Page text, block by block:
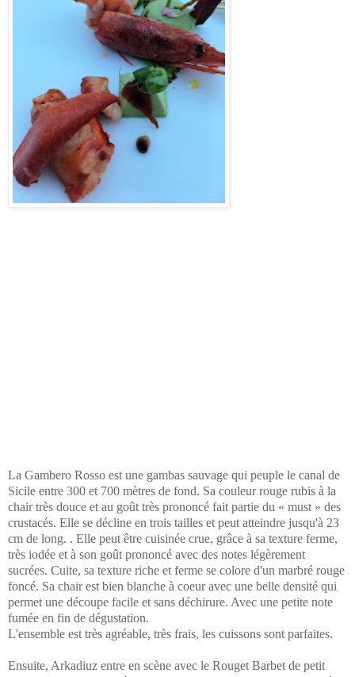
La Gambero Rosso est une gambas sauvage qui peuple le canal de
Sicile entre 300 et 700 mètres de fond. Sa couleur rouge rubis à la
chair très douce et au goût très prononcé fait partie du « must » des
crustacés. Elle se décline en trois tailles et peut atteindre jusqu'à 23
cm de long. . Elle peut être cuisinée crue, grâce à sa texture ferme,
très iodée et à son goût prononcé avec des notes légèrement
sucrées. Cuite, sa texture riche et ferme se colore d'un marbré rouge
foncé. Sa chair est bien blanche à coeur avec une belle densité qui
permet une découpe facile et sans déchirure. Avec une petite note
fumée en fin de dégustation.
L'ensemble est très agréable, très frais, les cuissons sont parfaites.
Ensuite, Arkadiuz entre en scène avec le Rouget Barbet de petit